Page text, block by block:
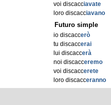
voi discacciavate
loro discacciavano
Futuro simple
io discaccerò
tu discaccerai
lui discaccerà
noi discacceremo
voi discaccerete
loro discacceranno